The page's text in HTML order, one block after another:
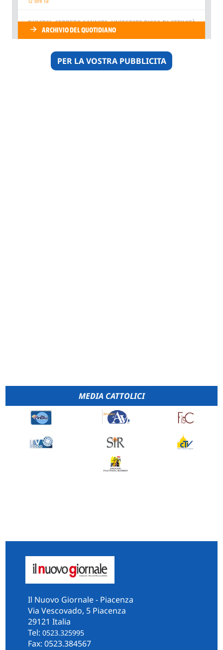
PER LA VOSTRA PUBBLICITA
MEDIA CATTOLICI
Il Nuovo Giornale - Piacenza
Via Vescovado, 5 Piacenza
29121 Italia
Tel: 0523.325995
Fax: 0523.384567